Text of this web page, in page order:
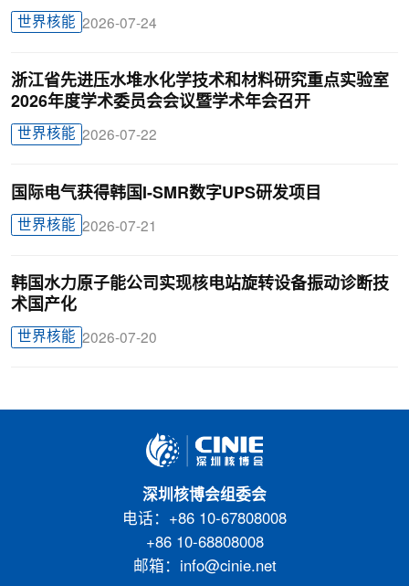
世界核能 2026-07-24
浙江省先进压水堆水化学技术和材料研究重点实验室
2026年度学术委员会会议暨学术年会召开
世界核能 2026-07-22
国际电气获得韩国I-SMR数字UPS研发项目
世界核能 2026-07-21
韩国水力原子能公司实现核电站旋转设备振动诊断技
术国产化
世界核能 2026-07-20
深圳核博会组委会
电话：+86 10-67808008
+86 10-68808008
邮箱：info@cinie.net